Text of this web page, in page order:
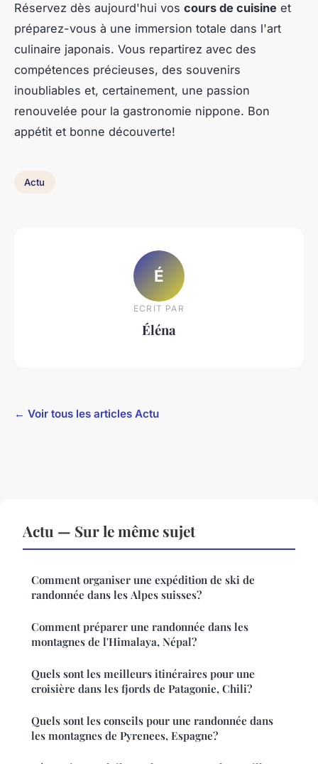
Réservez dès aujourd'hui vos cours de cuisine et
préparez-vous à une immersion totale dans l'art
culinaire japonais. Vous repartirez avec des
compétences précieuses, des souvenirs
inoubliables et, certainement, une passion
renouvelée pour la gastronomie nippone. Bon
appétit et bonne découverte!
Actu
É
ECRIT PAR
Éléna
← Voir tous les articles Actu
Actu — Sur le même sujet
Comment organiser une expédition de ski de
randonnée dans les Alpes suisses?
Comment préparer une randonnée dans les
montagnes de l'Himalaya, Népal?
Quels sont les meilleurs itinéraires pour une
croisière dans les fjords de Patagonie, Chili?
Quels sont les conseils pour une randonnée dans
les montagnes de Pyrenees, Espagne?